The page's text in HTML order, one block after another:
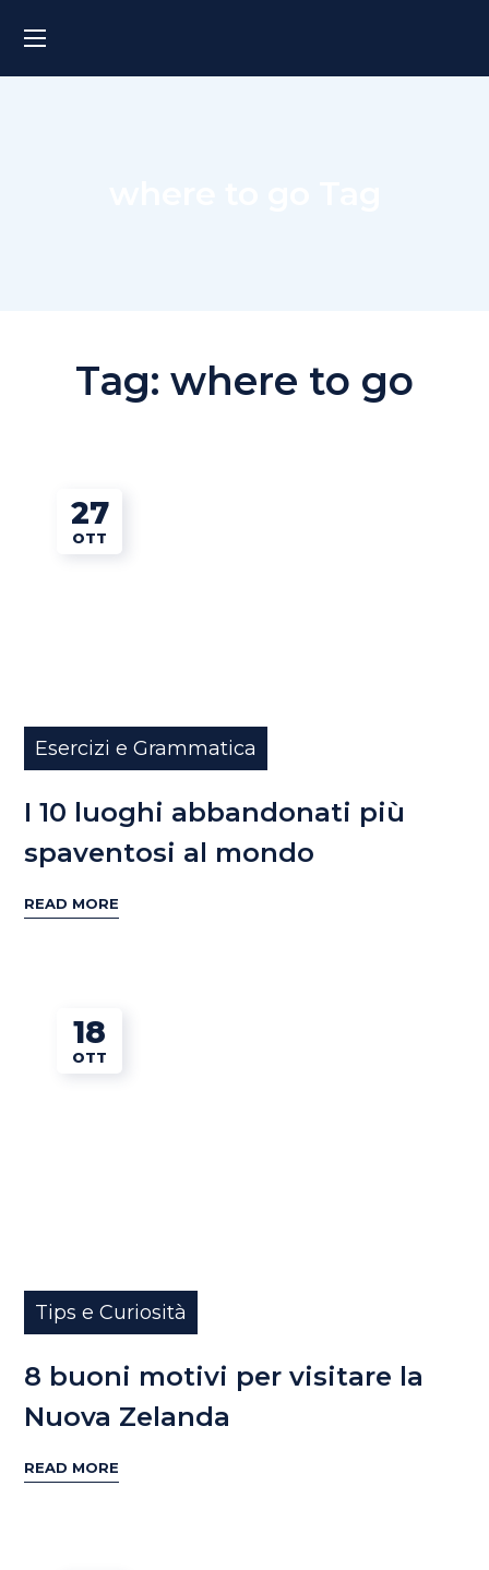
Tag: where to go
27
OTT
Esercizi e Grammatica
I 10 luoghi abbandonati più
spaventosi al mondo
READ MORE
18
OTT
Tips e Curiosità
8 buoni motivi per visitare la
Nuova Zelanda
READ MORE